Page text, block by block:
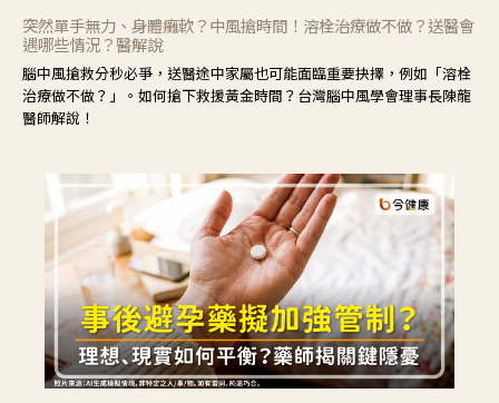
突然單手無力、身體癱軟？中風搶時間！溶栓治療做不做？送醫會
遇哪些情況？醫解說
腦中風搶救分秒必爭，送醫途中家屬也可能面臨重要抉擇，例如「溶栓
治療做不做？」。如何搶下救援黃金時間？台灣腦中風學會理事長陳龍
醫師解說！